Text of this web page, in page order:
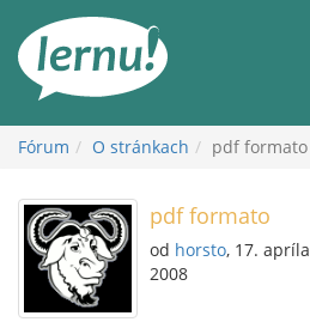
obsah
Fórum O stránkach pdf formato
pdf formato
od horsto, 17. apríla
2008